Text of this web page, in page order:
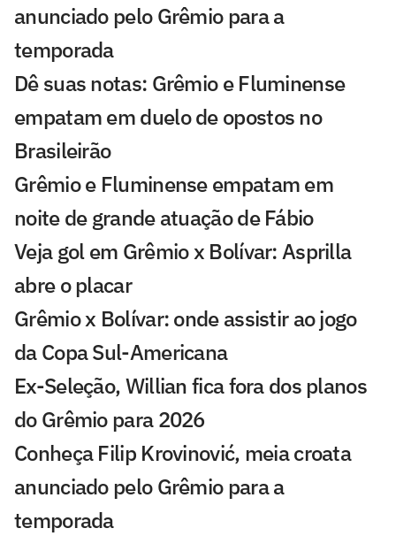
anunciado pelo Grêmio para a
temporada
Dê suas notas: Grêmio e Fluminense
empatam em duelo de opostos no
Brasileirão
Grêmio e Fluminense empatam em
noite de grande atuação de Fábio
Veja gol em Grêmio x Bolívar: Asprilla
abre o placar
Grêmio x Bolívar: onde assistir ao jogo
da Copa Sul-Americana
Ex-Seleção, Willian fica fora dos planos
do Grêmio para 2026
Conheça Filip Krovinović, meia croata
anunciado pelo Grêmio para a
temporada